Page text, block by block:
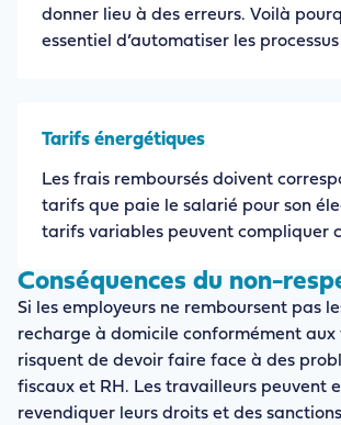
donner lieu à des erreurs. Voilà
essentiel d’automatiser les
Tarifs énergétiques
Les frais remboursés doivent
tarifs que paie le salarié pour son
tarifs variables peuvent compliquer
Conséquences du non-
Si les employeurs ne remboursent pas
recharge à domicile conformément aux
risquent de devoir faire face à des
fiscaux et RH. Les travailleurs peuvent
revendiquer leurs droits et des